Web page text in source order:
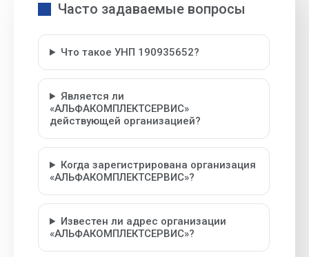
Часто задаваемые вопросы
Что такое УНП 190935652?
Является ли
«АЛЬФАКОМПЛЕКТСЕРВИС»
действующей организацией?
Когда зарегистрирована организация
«АЛЬФАКОМПЛЕКТСЕРВИС»?
Известен ли адрес организации
«АЛЬФАКОМПЛЕКТСЕРВИС»?